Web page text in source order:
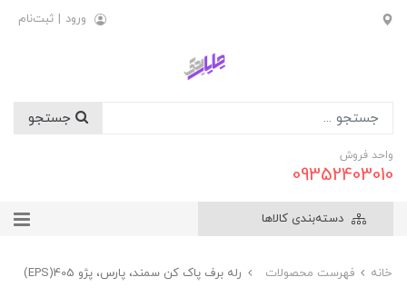
ورود | ثبت‌نام
واحد فروش
09352403010
دسته‌بندی کالاها
خانه فهرست محصولات رله برف پاک کن سمند، پارس، پژو 405(EPS)